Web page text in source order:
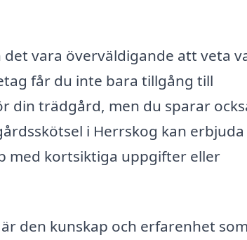
vara överväldigande att veta
får du inte bara tillgång till
din trädgård, men du sparar
i Herrskog kan erbjuda
med kortsiktiga uppgifter eller
den kunskap och erfarenhet som